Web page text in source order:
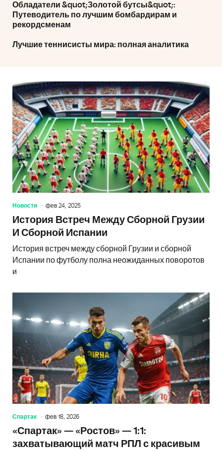
Обладатели &quot;Золотой бутсы&quot;:
Путеводитель по лучшим бомбардирам и
рекордсменам
Лучшие теннисисты мира: полная аналитика
Новости фев 24, 2025
История Встреч Между Сборной Грузии
И Сборной Испании
История встреч между сборной Грузии и сборной
Испании по футболу полна неожиданных поворотов
и
Спартак фев 18, 2026
«Спартак» — «Ростов» — 1:1:
захватывающий матч РПЛ с красивым